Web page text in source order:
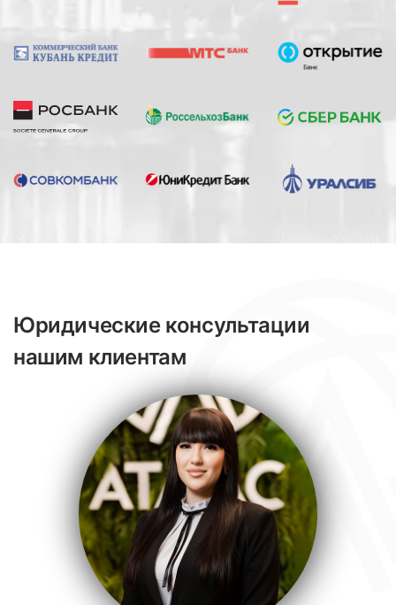
Юридические консультации
нашим клиентам